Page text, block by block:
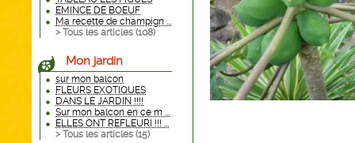
EMINCE DE BOEUF
Ma recette de champign ...
> Tous les articles (108)
Mon jardin
sur mon balcon
FLEURS EXOTIQUES
DANS LE JARDIN !!!!
Sur mon balcon en ce m ...
ELLES ONT REFLEURI !!! ...
> Tous les articles (15)